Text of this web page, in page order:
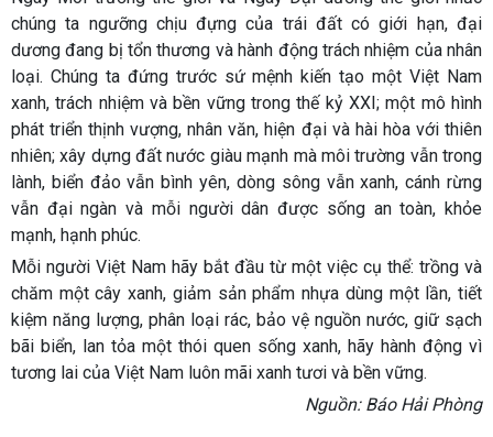
chúng ta ngưỡng chịu đựng của trái đất có giới hạn, đại
dương đang bị tổn thương và hành động trách nhiệm của nhân
loại. Chúng ta đứng trước sứ mệnh kiến tạo một Việt Nam
xanh, trách nhiệm và bền vững trong thế kỷ XXI; một mô hình
phát triển thịnh vượng, nhân văn, hiện đại và hài hòa với thiên
nhiên; xây dựng đất nước giàu mạnh mà môi trường vẫn trong
lành, biển đảo vẫn bình yên, dòng sông vẫn xanh, cánh rừng
vẫn đại ngàn và mỗi người dân được sống an toàn, khỏe
mạnh, hạnh phúc.
Mỗi người Việt Nam hãy bắt đầu từ một việc cụ thể: trồng và
chăm một cây xanh, giảm sản phẩm nhựa dùng một lần, tiết
kiệm năng lượng, phân loại rác, bảo vệ nguồn nước, giữ sạch
bãi biển, lan tỏa một thói quen sống xanh, hãy hành động vì
tương lai của Việt Nam luôn mãi xanh tươi và bền vững.
Nguồn: Báo Hải Phòng